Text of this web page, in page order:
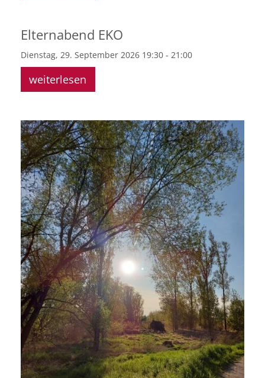
Elternabend EKO
Dienstag, 29. September 2026 19:30 - 21:00
weiterlesen